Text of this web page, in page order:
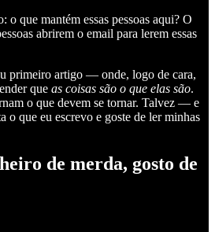
o que mantém essas pessoas aqui? O
abrirem o email para lerem essas
primeiro artigo — onde, logo de cara,
que as coisas são o que elas são.
o que devem se tornar. Talvez — e
o que eu escrevo e goste de ler minhas
de merda, gosto de